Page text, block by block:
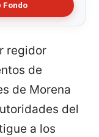
Fondo
regidor
de
de Morena
del
a los